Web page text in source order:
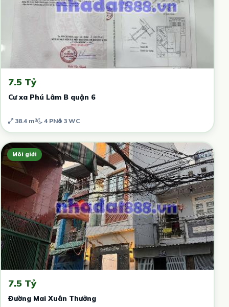
7.5 Tỷ
Cư xa Phú Lâm B quận 6
38.4 m² 4 PN 3 WC
Môi giới
7.5 Tỷ
Đường Mai Xuân Thưởng